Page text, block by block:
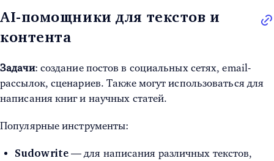
AI-помощники для текстов и
контента
Задачи: создание постов в социальных сетях, email-
рассылок, сценариев. Также могут использоваться для
написания книг и научных статей.
Популярные инструменты:
Sudowrite — для написания различных текстов,